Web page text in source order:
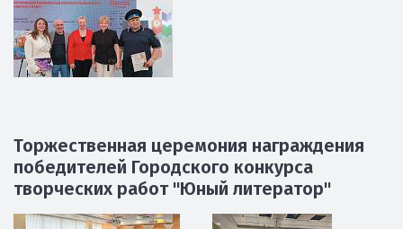
Торжественная церемония награждения
победителей Городского конкурса
творческих работ "Юный литератор"